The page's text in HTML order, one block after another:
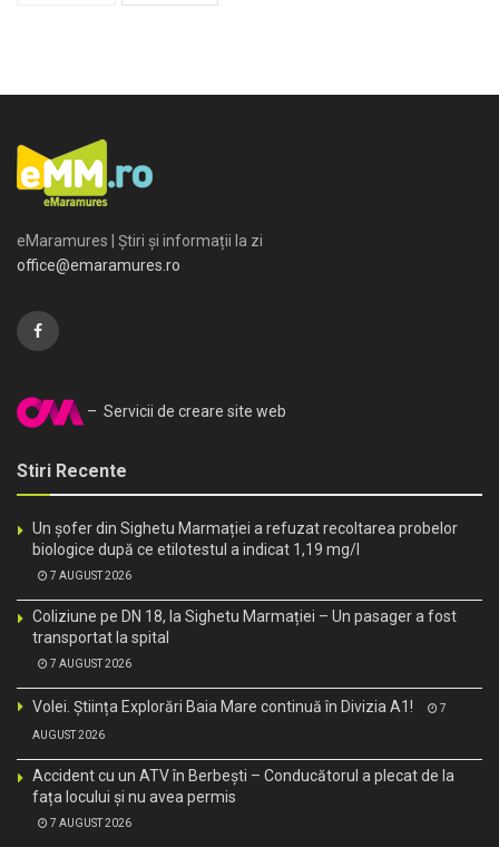
eMaramures | Știri și informații la zi
office@emaramures.ro
– Servicii de creare site web
Stiri Recente
Un șofer din Sighetu Marmației a refuzat recoltarea probelor
biologice după ce etilotestul a indicat 1,19 mg/l
7 AUGUST 2026
Coliziune pe DN 18, la Sighetu Marmației – Un pasager a fost
transportat la spital
7 AUGUST 2026
Volei. Știința Explorări Baia Mare continuă în Divizia A1! 7
AUGUST 2026
Accident cu un ATV în Berbești – Conducătorul a plecat de la
fața locului și nu avea permis
7 AUGUST 2026